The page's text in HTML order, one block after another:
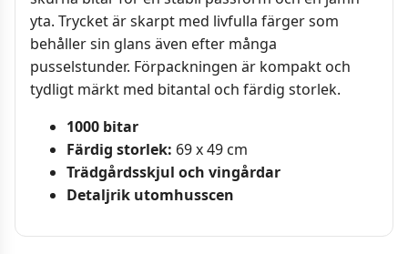
yta. Trycket är skarpt med livfulla färger som
behåller sin glans även efter många
pusselstunder. Förpackningen är kompakt och
tydligt märkt med bitantal och färdig storlek.
1000 bitar
Färdig storlek: 69 x 49 cm
Trädgårdsskjul och vingårdar
Detaljrik utomhusscen